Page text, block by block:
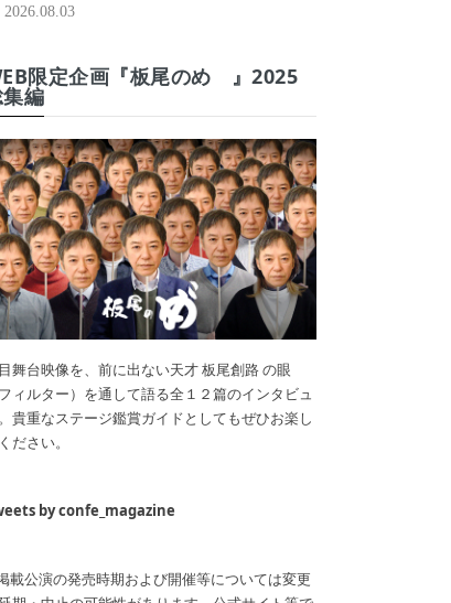
2026.08.03
限定企画『板尾のめ゙』2025
編
舞台映像を、前に出ない天才 板尾創路 の眼
フィルター）を通して語る全１２篇のインタビュ
貴重なステージ鑑賞ガイドとしてもぜひお楽し
ださい。
by confe_magazine
載公演の発売時期および開催等については変更